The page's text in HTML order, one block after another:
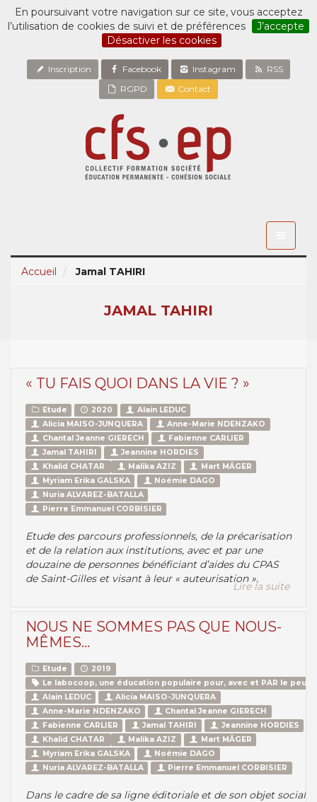
En poursuivant votre navigation sur ce site, vous acceptez
l’utilisation de cookies de suivi et de préférences
J’accepte
Désactiver les cookies
Inscription Facebook Instagram
RSS
RGPD
Contact
Accueil
Jamal TAHIRI
JAMAL TAHIRI
« TU FAIS QUOI DANS LA VIE ? »
Etude 2020
Alain LEDUC
Alicia MAISO-JUNQUERA
Anne-Marie NDENZAKO
Chantal Jeanne GIERECH
Fabienne CARLIER
Jamal TAHIRI
Jeannine HORDIES
Khalid CHATAR
Malika AZIZ
Mart MÄGER
Myriam Erika GALSKA
Noémie DAGO
Nuria ALVAREZ-BATALLA
Pierre Emmanuel CORBISIER
Etude des parcours professionnels, de la précarisation
et de la relation aux institutions, avec et par une
douzaine de personnes bénéficiant d’aides du CPAS
de Saint-Gilles et visant à leur « auteurisation ».
Lire la suite
NOUS NE SOMMES PAS QUE NOUS-
MÊMES…
Etude
2019
Le labocoop, une éducation populaire pour, avec et PAR le
Alain LEDUC
Alicia MAISO-JUNQUERA
Anne-Marie NDENZAKO
Chantal Jeanne GIERECH
Fabienne CARLIER
Jamal TAHIRI
Jeannine HORDIES
Khalid CHATAR
Malika AZIZ
Mart MÄGER
Myriam Erika GALSKA
Noémie DAGO
Nuria ALVAREZ-BATALLA
Pierre Emmanuel CORBISIER
Dans le cadre de sa ligne éditoriale et de son objet social